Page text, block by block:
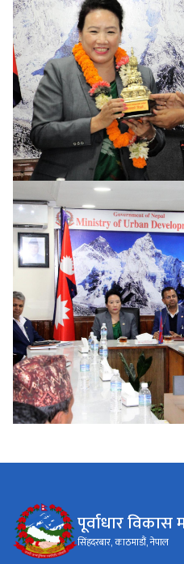
पूर्वाधार विकास
सिंहदरबार, काठमाडौं, नेपाल